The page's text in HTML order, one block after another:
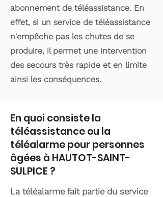
abonnement de téléassistance. En
effet, si un service de téléassistance
n'empêche pas les chutes de se
produire, il permet une intervention
des secours très rapide et en limite
ainsi les conséquences.
En quoi consiste la
téléassistance ou la
téléalarme pour personnes
âgées à HAUTOT-SAINT-
SULPICE ?
La téléalarme fait partie du service